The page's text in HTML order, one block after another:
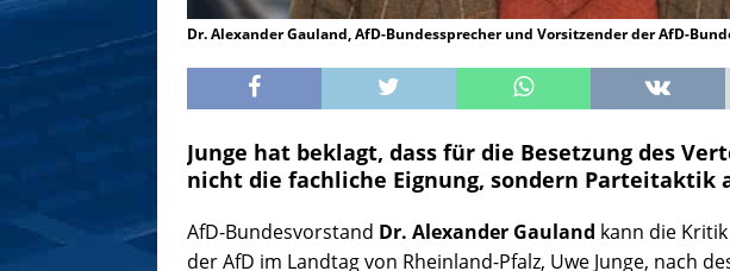
Dr. Alexander Gauland, AfD-Bundessprecher und Vorsitzender der AfD-
Junge hat beklagt, dass für die Besetzung des
nicht die fachliche Eignung, sondern Parteitaktik
AfD-Bundesvorstand Dr. Alexander Gauland kann die
der AfD im Landtag von Rheinland-Pfalz, Uwe Junge, nach